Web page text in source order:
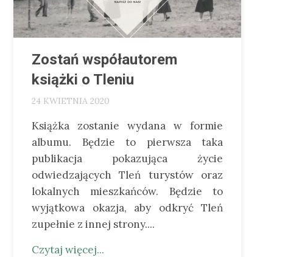
Zostań współautorem
książki o Tleniu
24 KWIETNIA 2020
Książka zostanie wydana w formie
albumu. Będzie to pierwsza taka
publikacja pokazująca życie
odwiedzających Tleń turystów oraz
lokalnych mieszkańców. Będzie to
wyjątkowa okazja, aby odkryć Tleń
zupełnie z innej strony....
Czytaj więcej...